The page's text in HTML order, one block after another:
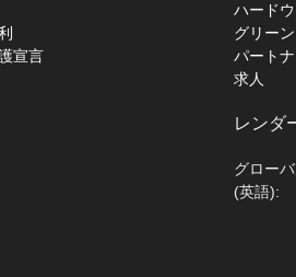
宣言
ハード
グリー
パート
求人
レンダ
グロー
(英語):